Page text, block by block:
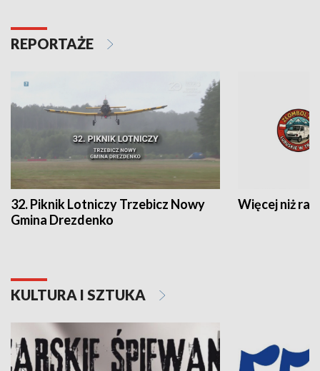
REPORTAŻE
32. Piknik Lotniczy Trzebicz Nowy
Gmina Drezdenko
Więcej niż rajd
KULTURA I SZTUKA